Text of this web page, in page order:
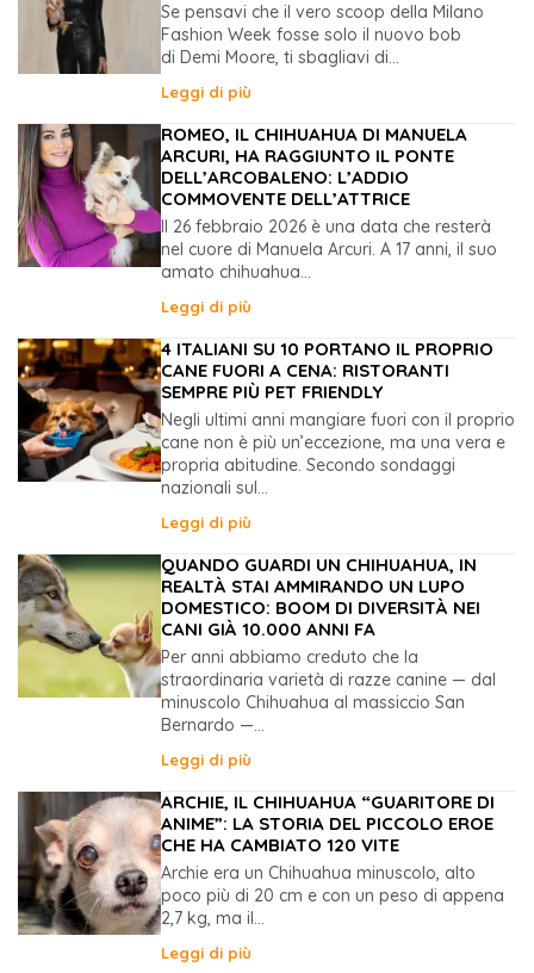
Se pensavi che il vero scoop della Milano
Fashion Week fosse solo il nuovo bob
di Demi Moore, ti sbagliavi di...
Leggi di più
ROMEO, IL CHIHUAHUA DI MANUELA
ARCURI, HA RAGGIUNTO IL PONTE
DELL’ARCOBALENO: L’ADDIO
COMMOVENTE DELL’ATTRICE
Il 26 febbraio 2026 è una data che resterà
nel cuore di Manuela Arcuri. A 17 anni, il suo
amato chihuahua...
Leggi di più
4 ITALIANI SU 10 PORTANO IL PROPRIO
CANE FUORI A CENA: RISTORANTI
SEMPRE PIÙ PET FRIENDLY
Negli ultimi anni mangiare fuori con il proprio
cane non è più un’eccezione, ma una vera e
propria abitudine. Secondo sondaggi
nazionali sul...
Leggi di più
QUANDO GUARDI UN CHIHUAHUA, IN
REALTÀ STAI AMMIRANDO UN LUPO
DOMESTICO: BOOM DI DIVERSITÀ NEI
CANI GIÀ 10.000 ANNI FA
Per anni abbiamo creduto che la
straordinaria varietà di razze canine — dal
minuscolo Chihuahua al massiccio San
Bernardo —...
Leggi di più
ARCHIE, IL CHIHUAHUA “GUARITORE DI
ANIME”: LA STORIA DEL PICCOLO EROE
CHE HA CAMBIATO 120 VITE
Archie era un Chihuahua minuscolo, alto
poco più di 20 cm e con un peso di appena
2,7 kg, ma il...
Leggi di più